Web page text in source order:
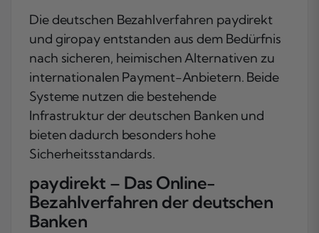
Die deutschen Bezahlverfahren paydirekt
und giropay entstanden aus dem Bedürfnis
nach sicheren, heimischen Alternativen zu
internationalen Payment-Anbietern. Beide
Systeme nutzen die bestehende
Infrastruktur der deutschen Banken und
bieten dadurch besonders hohe
Sicherheitsstandards.
paydirekt – Das Online-
Bezahlverfahren der deutschen
Banken